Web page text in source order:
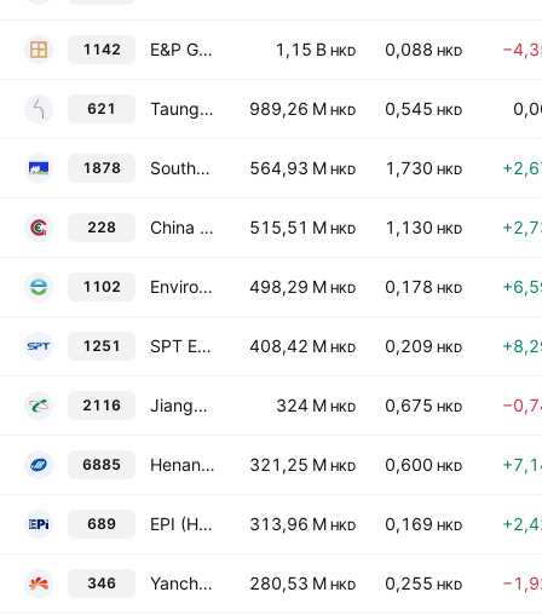
1142 E&P Global Holdings Limited 1,15 B HKD 0,088 HKD
621 Taung Gold International Limited 989,26 M HKD 0,545 HKD
1878 SouthGobi Resources Ltd. 564,93 M HKD 1,730 HKD
228 China Energy Development Holdings Limited 515,51 M HKD 1,130 HKD
1102 Enviro Energy International Holdings Limited 498,29 M HKD 0,178 HKD
1251 SPT Energy Group, Inc. 408,42 M HKD 0,209 HKD
2116 Jiangsu Innovative Ecological New Materials Ltd. 324 M HKD 0,675 HKD
6885 Henan JinMa Energy Co., Ltd. Class H 321,25 M HKD 0,600 HKD
689 EPI (Holdings) Limited 313,96 M HKD 0,169 HKD
346 Yanchang Petroleum International Limited 280,53 M HKD 0,255 HKD